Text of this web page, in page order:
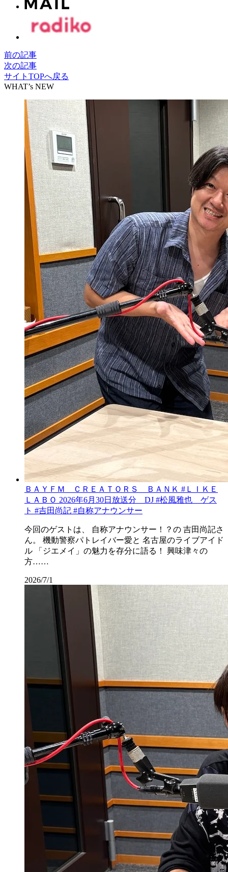
前の記事
次の記事
サイトTOPへ戻る
WHAT’s NEW
ＢＡＹＦＭ ＣＲＥＡＴＯＲＳ ＢＡＮＫ #ＬＩＫＥ
ＬＡＢＯ 2026年6月30日放送分 DJ #松風雅也 ゲス
ト #吉田尚記 #自称アナウンサー
今回のゲストは、 自称アナウンサー！？の 吉田尚記さ
ん。 機動警察パトレイバー愛と 名古屋のライブアイド
ル 「ジエメイ」の魅力を存分に語る！ 興味津々の
方……
2026/7/1